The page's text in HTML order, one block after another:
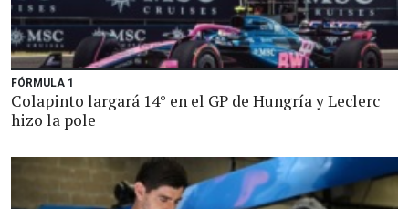
FÓRMULA 1
Colapinto largará 14° en el GP de Hungría y Leclerc
hizo la pole